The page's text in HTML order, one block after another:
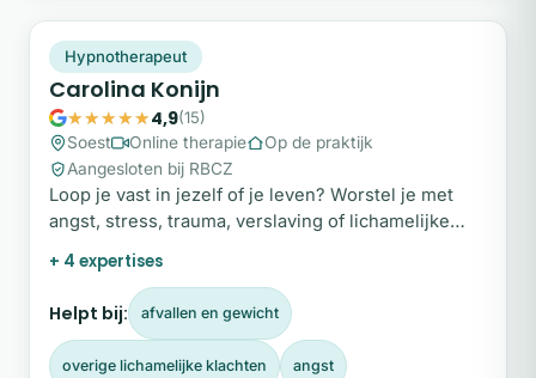
Plek beschikbaar
Hypnotherapeut
Carolina Konijn
4,9(15)
Soest
Online therapie
Op de praktijk
Aangesloten bij RBCZ
Loop je vast in jezelf of je leven? Worstel je met
angst, stress, trauma, verslaving of lichamelijke
klachten zonder duidelijke oorzaak?
+ 4 expertises
Helpt bij: afvallen en gewicht
overige lichamelijke klachten angst